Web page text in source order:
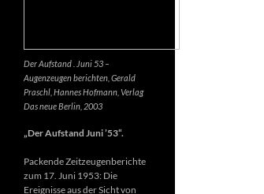
Der Aufstand . Juni 53 –
Augenzeugen berichten, Gerald
Praschl, Hannes Hofmann, Verlag
Das neue Berlin, 2003
„Der Aufstand Juni ’53“.
Packende Zeitzeugenberichte
zum 17. Juni 1953: Die
Ereignisse aus der Sicht von